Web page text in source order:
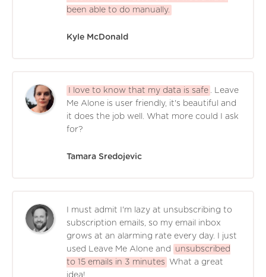
been able to do manually.
Kyle McDonald
I love to know that my data is safe . Leave
Me Alone is user friendly, it's beautiful and
it does the job well. What more could I ask
for?
Tamara Sredojevic
I must admit I'm lazy at unsubscribing to
subscription emails, so my email inbox
grows at an alarming rate every day. I just
used Leave Me Alone and
unsubscribed
to 15 emails in 3 minutes
What a great
idea!